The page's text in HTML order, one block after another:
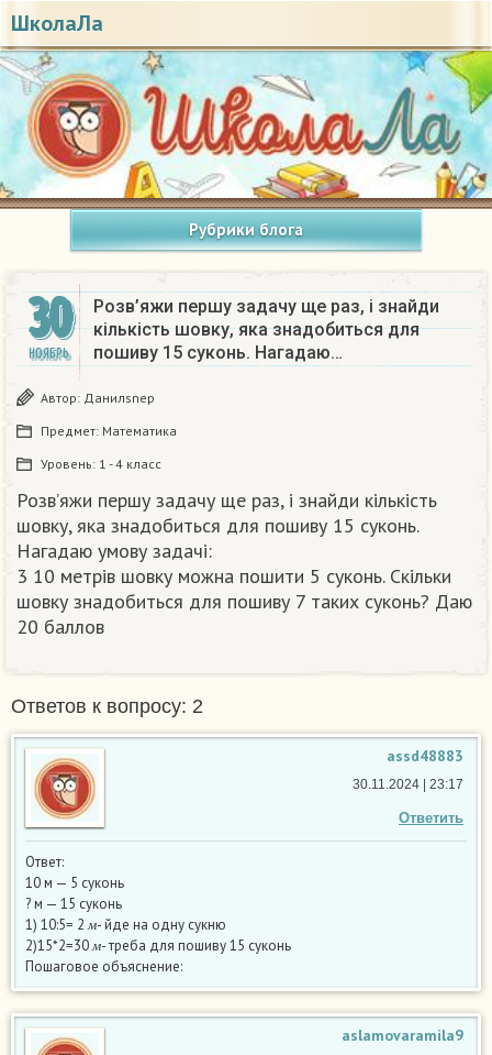
ШколаЛа
Рубрики блога
30
НОЯБРЬ
Розв’яжи першу задачу ще раз, і знайди
кількість шовку, яка знадобиться для
пошиву 15 суконь. Нагадаю…
Автор: Данилsnep
Предмет: Математика
Уровень: 1 - 4 класс
Розв’яжи першу задачу ще раз, і знайди кількість
шовку, яка знадобиться для пошиву 15 суконь.
Нагадаю умову задачі:
3 10 метрів шовку можна пошити 5 суконь. Скільки
шовку знадобиться для пошиву 7 таких суконь? Даю
20 баллов
Ответов к вопросу: 2
assd48883
Ответить
30.11.2024 | 23:17
Ответ:
10 м — 5 суконь
? м — 15 суконь
1) 10:5= 2м - йде на одну сукню
2)15*2=30 - треба для пошиву 15 суконь
Пошаговое объяснение:
aslamovaramila9